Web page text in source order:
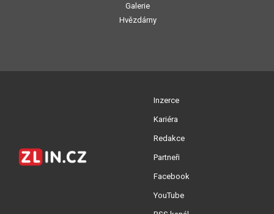
Galerie
Hvězdárny
Inzerce
Kariéra
Redakce
Partneři
Facebook
YouTube